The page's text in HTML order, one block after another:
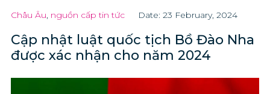
Châu Âu, nguồn cấp tin tức Date: 23 February, 2024
Cập nhật luật quốc tịch Bồ Đào Nha
được xác nhận cho năm 2024